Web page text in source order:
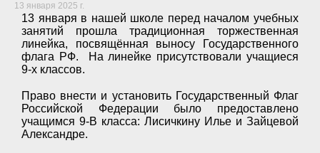
13 января 2025 г.
13 января в нашей школе перед началом учебных
занятий прошла традиционная торжественная
линейка, посвящённая выносу Государственного
флага РФ. На линейке присутствовали учащиеся
9-х классов.
Право внести и установить Государственный Флаг
Российской Федерации было предоставлено
учащимся 9-В класса: ­­­­­Лисичкину Илье и Зайцевой
Александре.